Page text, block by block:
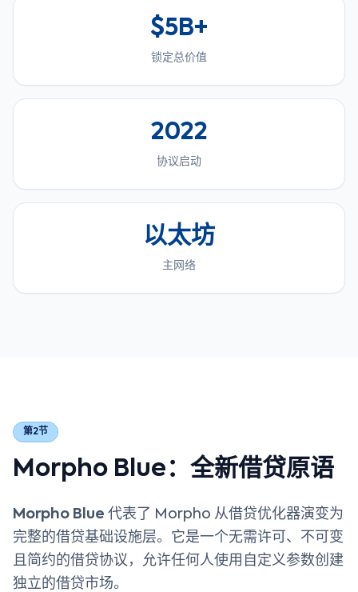
$5B+
锁定总价值
2022
协议启动
以太坊
主网络
第2节
Morpho Blue：全新借贷原语
Morpho Blue 代表了 Morpho 从借贷优化器演变为
完整的借贷基础设施层。它是一个无需许可、不可变
且简约的借贷协议，允许任何人使用自定义参数创建
独立的借贷市场。